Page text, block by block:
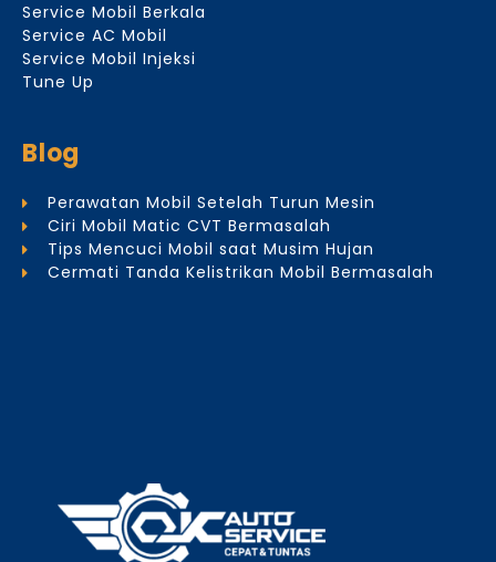
Service Mobil Berkala
Service AC Mobil
Service Mobil Injeksi
Tune Up
Blog
Perawatan Mobil Setelah Turun Mesin
Ciri Mobil Matic CVT Bermasalah
Tips Mencuci Mobil saat Musim Hujan
Cermati Tanda Kelistrikan Mobil Bermasalah